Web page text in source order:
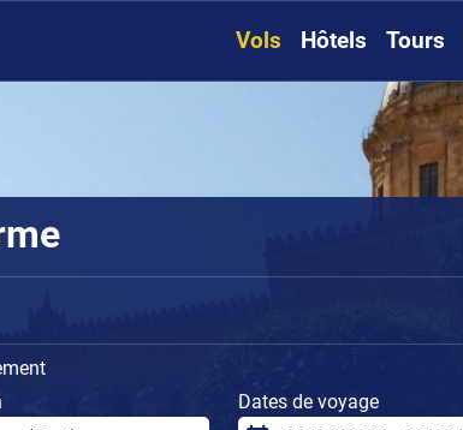
Vols Hôtels Tours
Dates de voyage